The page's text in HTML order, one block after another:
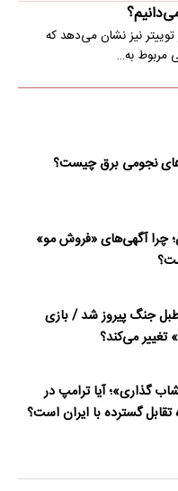
نیز نشان می‌دهد که
نجومی برق چیست؟
چرا آگهی‌های «فروش مو»
جنگ پیروز شد / بازی
می‌کند؟
گذاری»؛ آیا ترامپ در
تقابل گسترده با ایران است؟